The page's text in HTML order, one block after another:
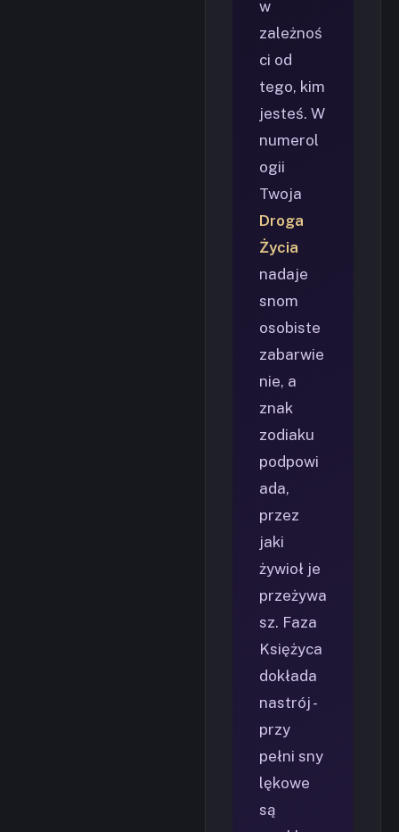
w
zależnoś
ci od
tego, kim
jesteś. W
numerol
ogii
Twoja
Droga
Życia
nadaje
snom
osobiste
zabarwie
nie, a
znak
zodiaku
podpowi
ada,
przez
jaki
żywioł je
przeżywa
sz. Faza
Księżyca
dokłada
nastrój -
przy
pełni sny
lękowe
są